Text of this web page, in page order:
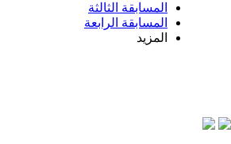
المسابقة الثالثة
المسابقة الرابعة
المزيد